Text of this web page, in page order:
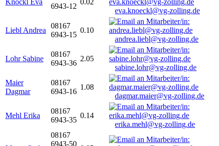
Knöckl Eva
6943-12
0.02
eva.knoeckl@vg-zolling.de
Liebl Andrea
08167
6943-15
0.10
andrea.liebl@vg-zolling.de
Lohr Sabine
08167
6943-36
2.05
sabine.lohr@vg-zolling.de
Maier
Dagmar
08167
6943-16
1.08
dagmar.maier@vg-zolling.de
Mehl Erika
08167
6943-35
0.14
erika.mehl@vg-zolling.de
08167
6943-50